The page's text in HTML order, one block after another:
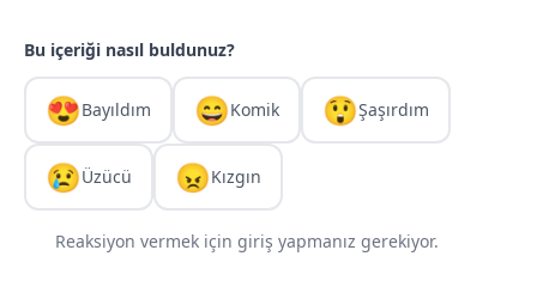
Bu içeriği nasıl buldunuz?
😍Bayıldım 😄Komik 😲Şaşırdım
😢Üzücü 😠Kızgın
Reaksiyon vermek için giriş yapmanız gerekiyor.